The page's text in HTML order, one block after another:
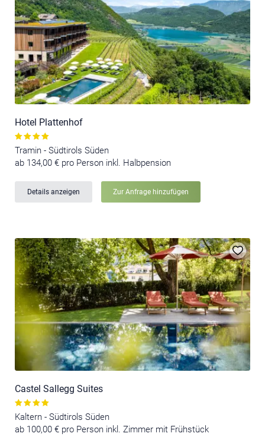
Hotel Plattenhof
Tramin - Südtirols Süden
ab 134,00 € pro Person inkl. Halbpension
Details anzeigen Zur Anfrage hinzufügen
Castel Sallegg Suites
Kaltern - Südtirols Süden
ab 100,00 € pro Person inkl. Zimmer mit Frühstück